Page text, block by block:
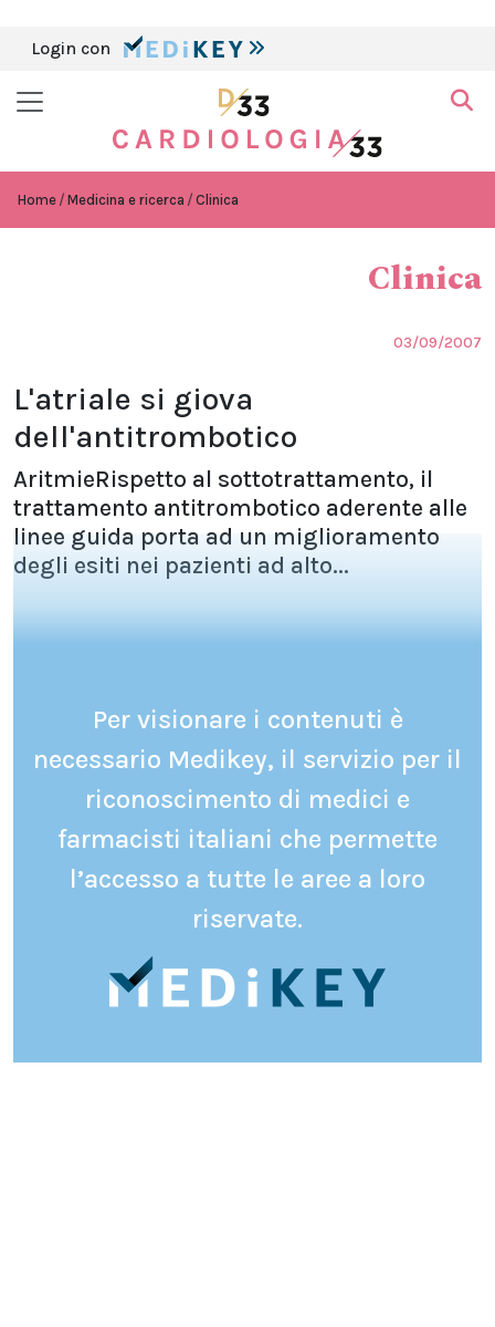
Login con
Home Medicina e ricerca Clinica
Clinica
03/09/2007
L'atriale si giova
dell'antitrombotico
AritmieRispetto al sottotrattamento, il
trattamento antitrombotico aderente alle
linee guida porta ad un miglioramento
degli esiti nei pazienti ad alto...
Per visionare i contenuti è
necessario Medikey, il servizio per il
riconoscimento di medici e
farmacisti italiani che permette
l’accesso a tutte le aree a loro
riservate.